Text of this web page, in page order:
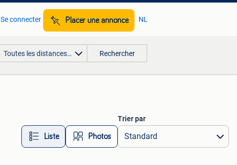
Se connecter Placer une annonce NL
Toutes les distances… Rechercher
Liste Photos
Trier par